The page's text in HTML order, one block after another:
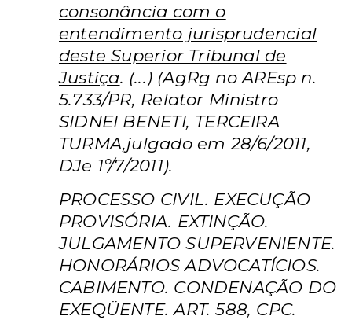
consonância com o
entendimento jurisprudencial
deste Superior Tribunal de
Justiça. (...) (AgRg no AREsp n.
5.733/PR, Relator Ministro
SIDNEI BENETI, TERCEIRA
TURMA,julgado em 28/6/2011,
DJe 1º/7/2011).
PROCESSO CIVIL. EXECUÇÃO
PROVISÓRIA. EXTINÇÃO.
JULGAMENTO SUPERVENIENTE.
HONORÁRIOS ADVOCATÍCIOS.
CABIMENTO. CONDENAÇÃO DO
EXEQÜENTE. ART. 588, CPC.